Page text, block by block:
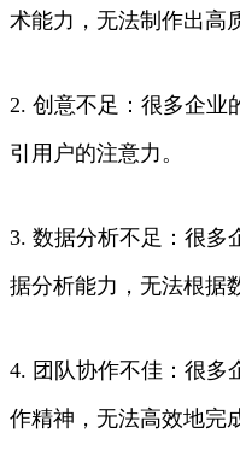
术能力，无法制作出高
2. 创意不足：很多企业
引用户的注意力。
3. 数据分析不足：很多
据分析能力，无法根据
4. 团队协作不佳：很多
作精神，无法高效地完